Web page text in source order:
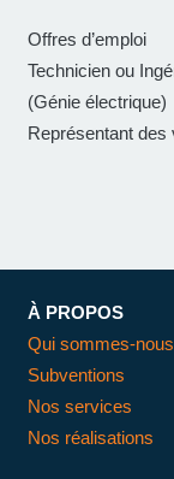
Offres d’emploi
Technicien ou
(Génie électrique)
Représentant des
À PROPOS
Qui sommes-nous
Subventions
Nos services
Nos réalisations